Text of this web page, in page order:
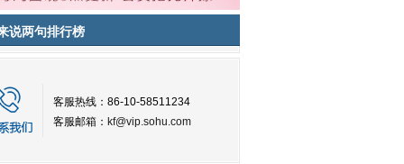
说两句排行榜
客服热线：86-10-58511234
客服邮箱： kf@vip.sohu.com